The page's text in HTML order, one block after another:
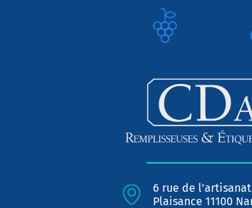
6 rue de l'artisanat
Plaisance 11100